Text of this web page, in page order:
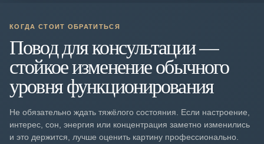
КОГДА СТОИТ ОБРАТИТЬСЯ
Повод для консультации —
стойкое изменение обычного
уровня функционирования
Не обязательно ждать тяжёлого состояния. Если настроение,
интерес, сон, энергия или концентрация заметно изменились
и это держится, лучше оценить картину профессионально.